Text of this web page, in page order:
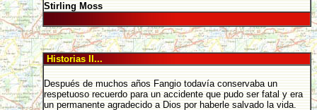
Stirling Moss
Historias II...
Después de muchos años Fangio todavía conservaba un
respetuoso recuerdo para un accidente que pudo ser fatal y era
un permanente agradecido a Dios por haberle salvado la vida.